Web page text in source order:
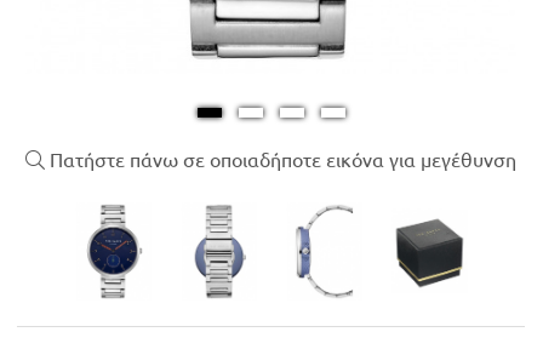
Πατήστε πάνω σε οποιαδήποτε εικόνα για μεγέθυνση